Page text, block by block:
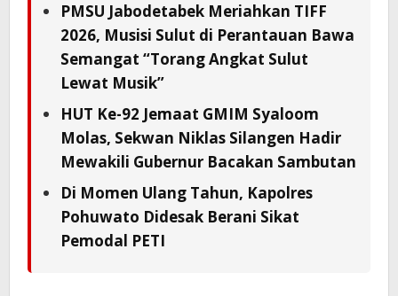
PMSU Jabodetabek Meriahkan TIFF
2026, Musisi Sulut di Perantauan Bawa
Semangat “Torang Angkat Sulut
Lewat Musik”
HUT Ke-92 Jemaat GMIM Syaloom
Molas, Sekwan Niklas Silangen Hadir
Mewakili Gubernur Bacakan Sambutan
Di Momen Ulang Tahun, Kapolres
Pohuwato Didesak Berani Sikat
Pemodal PETI